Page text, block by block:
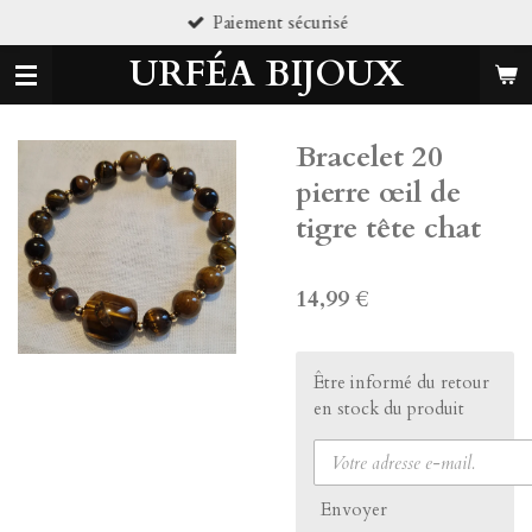
au
contenu
principal
URFÉA BIJOUX
Bracelet 20
pierre œil de
tigre tête chat
14,99 €
Être informé du retour
en stock du produit
Envoyer